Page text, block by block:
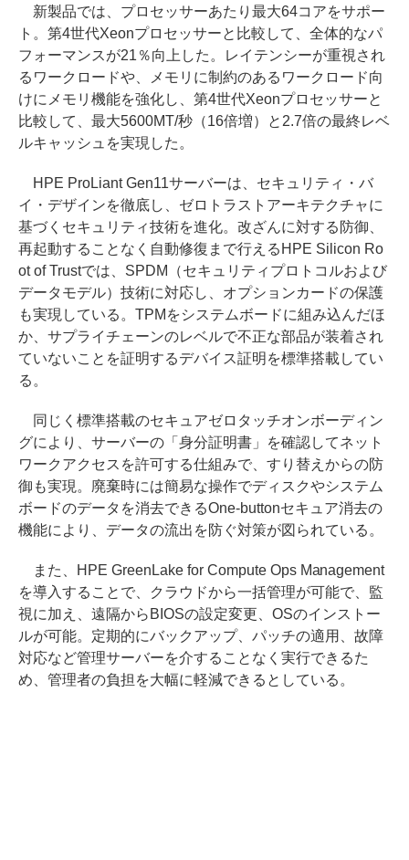
新製品では、プロセッサーあたり最大64コアをサポー
ト。第4世代Xeonプロセッサーと比較して、全体的なパ
フォーマンスが21％向上した。レイテンシーが重視され
るワークロードや、メモリに制約のあるワークロード向
けにメモリ機能を強化し、第4世代Xeonプロセッサーと
比較して、最大5600MT/秒（16倍増）と2.7倍の最終レベ
ルキャッシュを実現した。
HPE ProLiant Gen11サーバーは、セキュリティ・バ
イ・デザインを徹底し、ゼロトラストアーキテクチャに
基づくセキュリティ技術を進化。改ざんに対する防御、
再起動することなく自動修復まで行えるHPE Silicon Ro
ot of Trustでは、SPDM（セキュリティプロトコルおよび
データモデル）技術に対応し、オプションカードの保護
も実現している。TPMをシステムボードに組み込んだほ
か、サプライチェーンのレベルで不正な部品が装着され
ていないことを証明するデバイス証明を標準搭載してい
る。
同じく標準搭載のセキュアゼロタッチオンボーディン
グにより、サーバーの「身分証明書」を確認してネット
ワークアクセスを許可する仕組みで、すり替えからの防
御も実現。廃棄時には簡易な操作でディスクやシステム
ボードのデータを消去できるOne-buttonセキュア消去の
機能により、データの流出を防ぐ対策が図られている。
また、HPE GreenLake for Compute Ops Management
を導入することで、クラウドから一括管理が可能で、監
視に加え、遠隔からBIOSの設定変更、OSのインストー
ルが可能。定期的にバックアップ、パッチの適用、故障
対応など管理サーバーを介することなく実行できるた
め、管理者の負担を大幅に軽減できるとしている。